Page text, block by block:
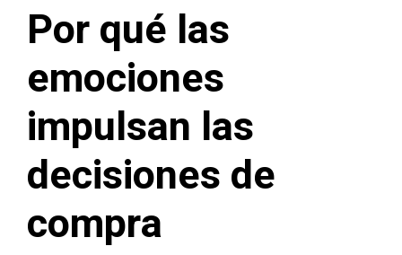
Por qué las
emociones
impulsan las
decisiones de
compra